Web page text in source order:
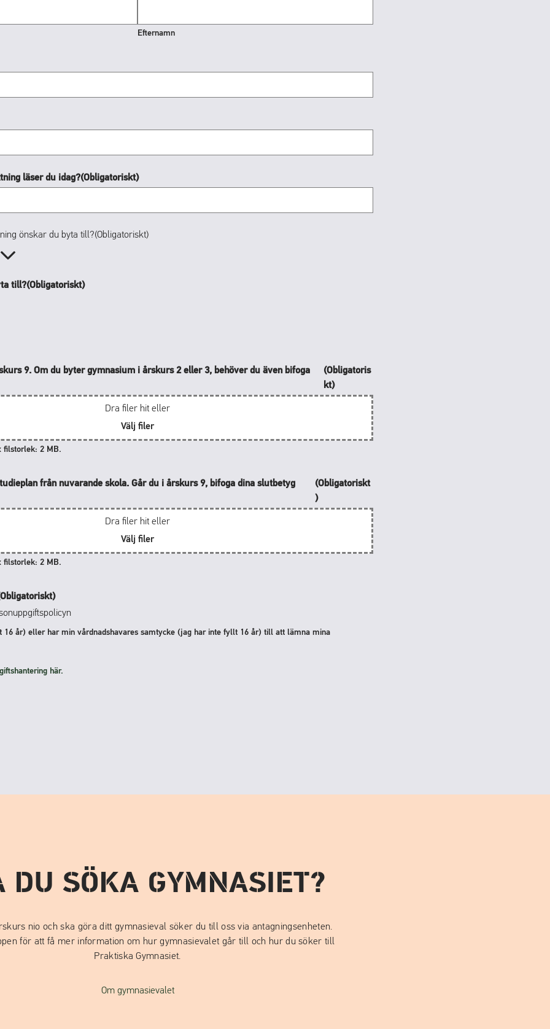
Efternamn
läser du idag?(Obligatoriskt)
önskar du byta till?(Obligatoriskt)
till?(Obligatoriskt)
9. Om du byter gymnasium i årskurs 2 eller 3, behöver du även bifoga
(Obligatoris
kt)
Dra filer hit eller
Välj filer
filstorlek: 2 MB.
från nuvarande skola. Går du i årskurs 9, bifoga dina slutbetyg
(Obligatoriskt
)
Dra filer hit eller
Välj filer
filstorlek: 2 MB.
år) eller har min vårdnadshavares samtycke (jag har inte fyllt 16 år) till att lämna mina
här.
DU SÖKA GYMNASIET?
nio och ska göra ditt gymnasieval söker du till oss via antagningsenheten.
för att få mer information om hur gymnasievalet går till och hur du söker till
Praktiska Gymnasiet.
Om gymnasievalet